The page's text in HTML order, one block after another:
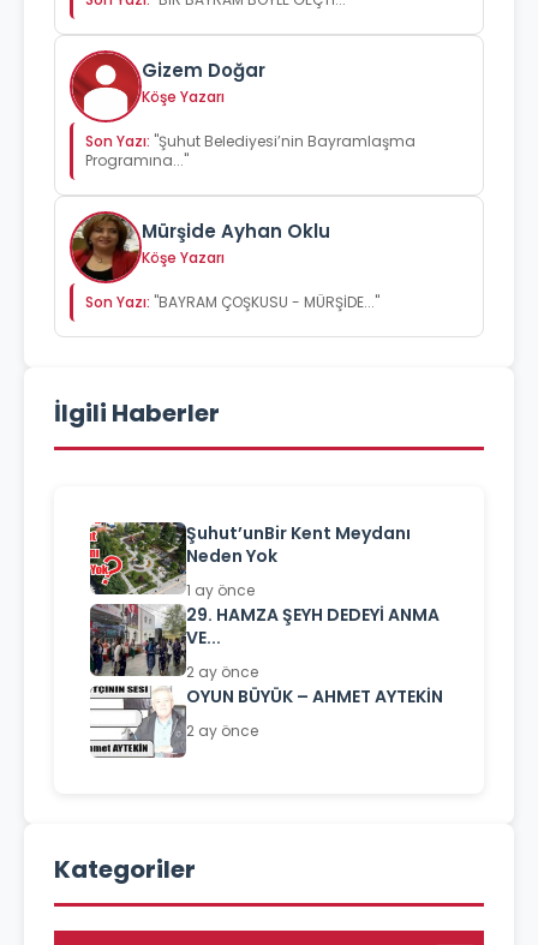
Gizem Doğar
Köşe Yazarı
Son Yazı: "Şuhut Belediyesi’nin Bayramlaşma
Programına..."
Mürşide Ayhan Oklu
Köşe Yazarı
Son Yazı: "BAYRAM ÇOŞKUSU - MÜRŞİDE..."
İlgili Haberler
Şuhut’unBir Kent Meydanı
Neden Yok
1 ay önce
29. HAMZA ŞEYH DEDEYİ ANMA
VE...
2 ay önce
OYUN BÜYÜK – AHMET AYTEKİN
2 ay önce
Kategoriler